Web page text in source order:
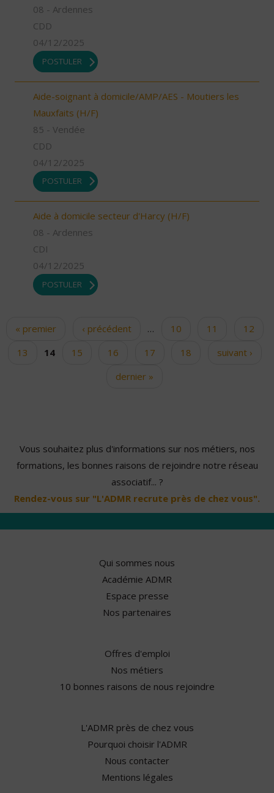
08 - Ardennes
CDD
04/12/2025
POSTULER
Aide-soignant à domicile/AMP/AES - Moutiers les
Mauxfaits (H/F)
85 - Vendée
CDD
04/12/2025
POSTULER
Aide à domicile secteur d'Harcy (H/F)
08 - Ardennes
CDI
04/12/2025
POSTULER
Pages
« premier ‹ précédent … 10 11
12
13
14 15 16 17 18
suivant ›
dernier »
Vous souhaitez plus d'informations sur nos métiers, nos
formations, les bonnes raisons de rejoindre notre réseau
associatif... ?
Rendez-vous sur "L'ADMR recrute près de chez vous".
Qui sommes nous
Académie ADMR
Espace presse
Nos partenaires
Offres d'emploi
Nos métiers
10 bonnes raisons de nous rejoindre
L'ADMR près de chez vous
Pourquoi choisir l'ADMR
Nous contacter
Mentions légales